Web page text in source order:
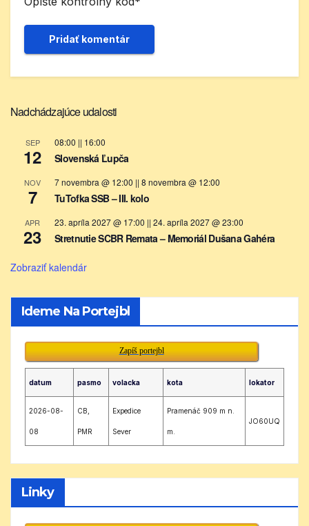
Nadchádzajúce udalosti
SEP
12
08:00 || 16:00
Slovenská Ľupča
NOV
7
7 novembra @ 12:00 || 8 novembra @ 12:00
TuTofka SSB – III. kolo
APR
23
23. apríla 2027 @ 17:00 || 24. apríla 2027 @ 23:00
Stretnutie SCBR Remata – Memoriál Dušana Gahéra
Zobraziť kalendár
Ideme Na Portejbl
Zapíš portejbl
datum pasmo volacka kota lokator
2026-08-
08
CB,
PMR
Expedice
Sever
Pramenáč 909 m n.
m.
JO60UQ
Linky